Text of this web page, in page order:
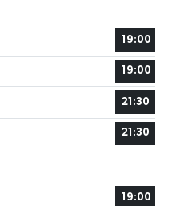
19:00
19:00
21:30
21:30
19:00